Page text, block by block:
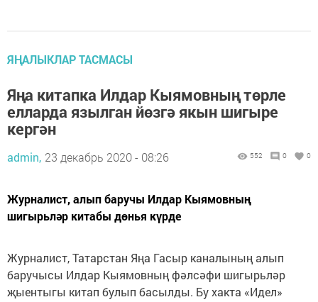
ЯҢАЛЫКЛАР ТАСМАСЫ
Яңа китапка Илдар Кыямовның төрле
елларда язылган йөзгә якын шигыре
кергән
admin, 23 декабрь 2020 - 08:26 552 0 0
Журналист, алып баручы Илдар Кыямовның
шигырьләр китабы дөнья күрде
Журналист, Татарстан Яңа Гасыр каналының алып
баручысы Илдар Кыямовның фәлсәфи шигырьләр
җыентыгы китап булып басылды. Бу хакта «Идел»